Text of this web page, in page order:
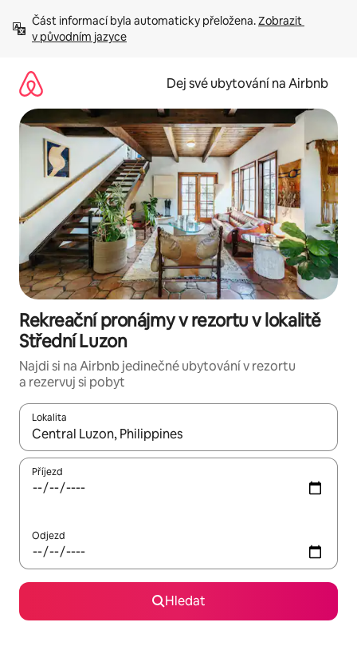
obsah
Část informací byla automaticky přeložena. Zobrazit
v původním jazyce
Dej své ubytování na Airbnb
Rekreační pronájmy v rezortu v lokalitě
Střední Luzon
Najdi si na Airbnb jedinečné ubytování v rezortu
a rezervuj si pobyt
Lokalita
Až budou výsledky k dispozici, můžeš si je procházet pomocí
Příjezd
Odjezd
Hledat